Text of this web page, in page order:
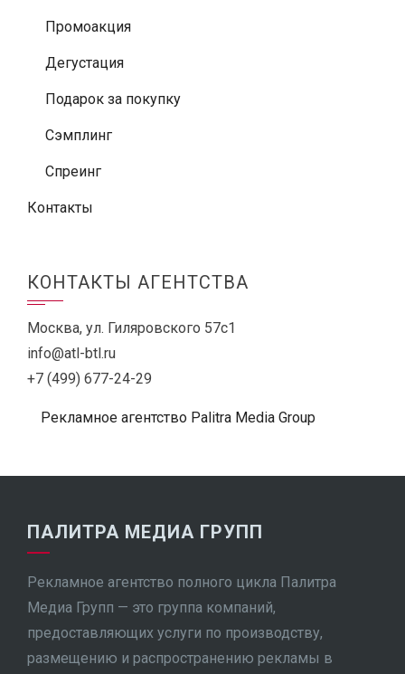
Промоакция
Дегустация
Подарок за покупку
Сэмплинг
Спреинг
Контакты
КОНТАКТЫ АГЕНТСТВА
Москва, ул. Гиляровского 57с1
info@atl-btl.ru
+7 (499) 677-24-29
Рекламное агентство Palitra Media Group
ПАЛИТРА МЕДИА ГРУПП
Рекламное агентство полного цикла Палитра
Медиа Групп — это группа компаний,
предоставляющих услуги по производству,
размещению и распространению рекламы в